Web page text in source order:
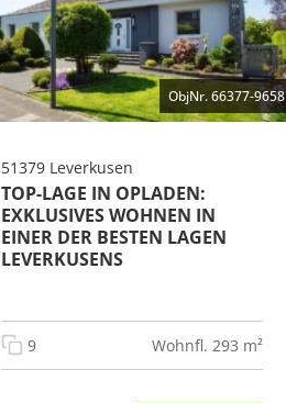
ObjNr. 66377-9658
51379 Leverkusen
TOP-LAGE IN OPLADEN:
EXKLUSIVES WOHNEN IN
EINER DER BESTEN LAGEN
LEVERKUSENS
9 Wohnfl. 293 m²